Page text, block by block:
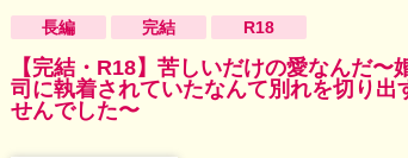
長編 完結 R18
【完結・R18】苦しいだけの愛なんだ〜
司に執着されていたなんて別れを切り出
せんでした〜